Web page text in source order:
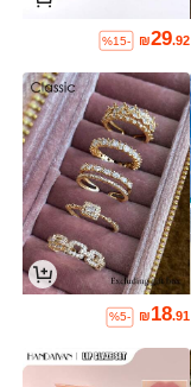
₪29.92
%15-
₪18.91
%5-